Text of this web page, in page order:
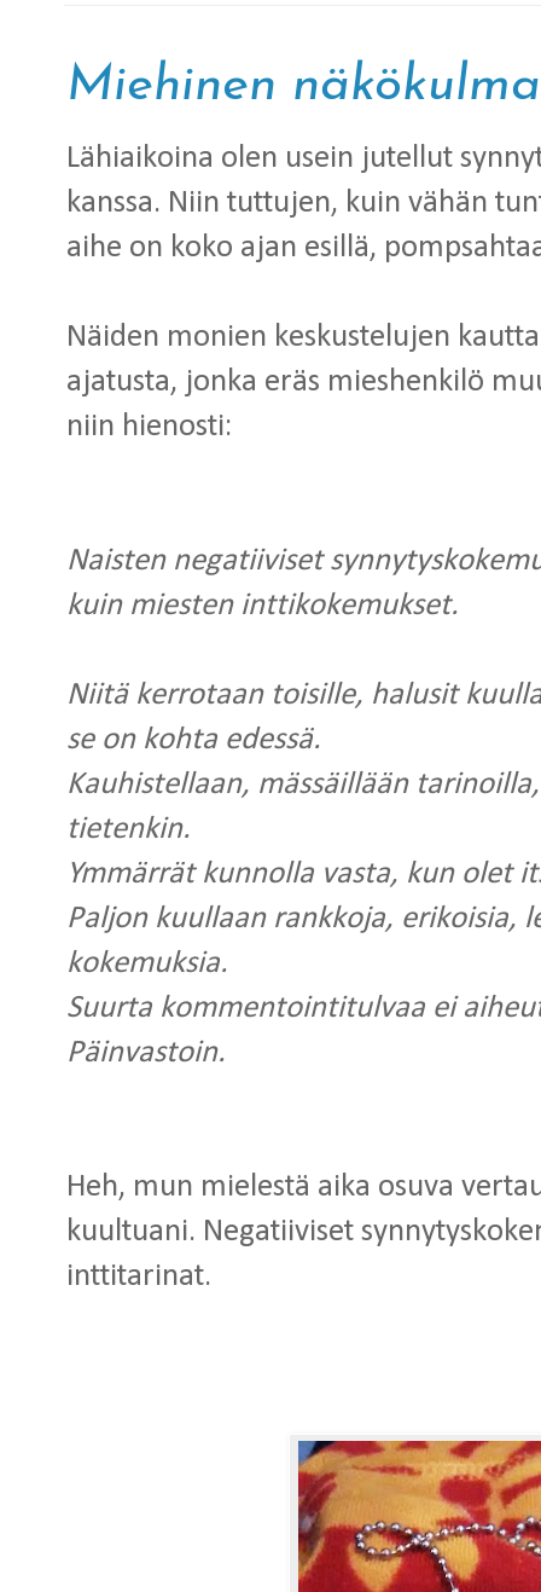
Miehinen näkökulma
Lähiaikoina olen usein jutellut
kanssa. Niin tuttujen, kuin vähän
aihe on koko ajan esillä,
Näiden monien keskustelujen
ajatusta, jonka eräs mieshenkilö
niin hienosti:
Naisten negatiiviset
kuin miesten inttikokemukset.
Niitä kerrotaan toisille, halusit
se on kohta edessä.
Kauhistellaan, mässäillään
tietenkin.
Ymmärrät kunnolla vasta, kun olet
Paljon kuullaan rankkoja, erikoisia,
kokemuksia.
Suurta kommentointitulvaa ei
Päinvastoin.
Heh, mun mielestä aika osuva
kuultuani. Negatiiviset
inttitarinat.